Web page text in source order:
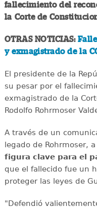
fallecimiento del
la Corte de
OTRAS NOTICIAS:
y exmagistrado de la
El presidente de la
su pesar por el
exmagistrado de la
Rodolfo Rohrmoser
A través de un
legado de Rohrmoser,
figura clave para el
que el fallecido fue un
proteger las leyes de
"Defendió